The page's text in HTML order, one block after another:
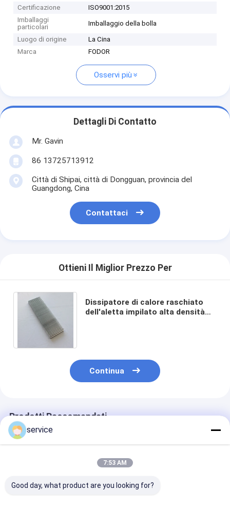
Certificazione
ISO9001:2015
Imballaggi
particolari
Imballaggio della bolla
Luogo di origine
La Cina
Marca
FODOR
Osservi più
Dettagli Di Contatto
Mr. Gavin
86 13725713912
Città di Shipai, città di Dongguan, provincia del
Guangdong, Cina
Contattaci
Ottieni Il Miglior Prezzo Per
Dissipatore di calore raschiato
dell'aletta impilato alta densità
Continua
Prodotti Raccomandati
service
7:53 AM
Good day, what product are you looking for?